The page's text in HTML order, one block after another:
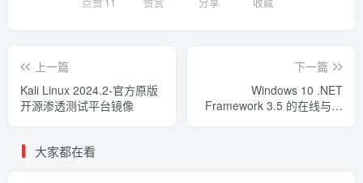
上一篇
Kali Linux 2024.2-官方原版
开源渗透测试平台镜像
下一篇
Windows 10 .NET
Framework 3.5 的在线与离
大家都在看